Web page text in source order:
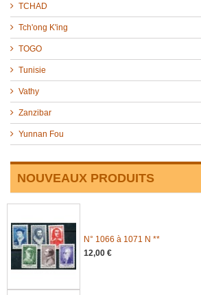
TCHAD
Tch'ong K'ing
TOGO
Tunisie
Vathy
Zanzibar
Yunnan Fou
NOUVEAUX PRODUITS
N° 1066 à 1071 N **
12,00 €